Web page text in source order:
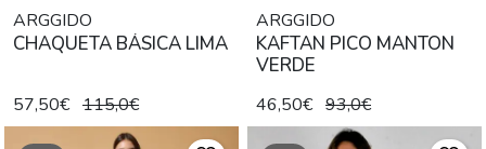
ARGGIDO
CHAQUETA BÁSICA LIMA
57,50€ 115,0€
ARGGIDO
KAFTAN PICO MANTON
VERDE
46,50€ 93,0€